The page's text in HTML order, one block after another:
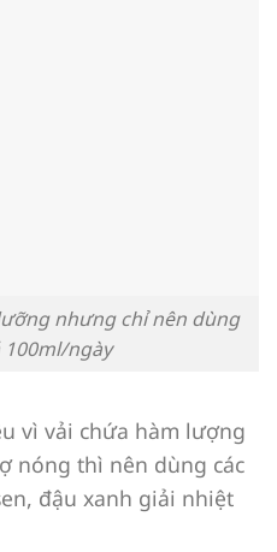
nhưng chỉ nên dùng
ngày
vì vải chứa hàm lượng
nóng thì nên dùng các
đậu xanh giải nhiệt